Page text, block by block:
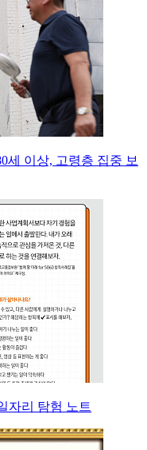
세 이상, 고령층 집중 보
자리 탐험 노트